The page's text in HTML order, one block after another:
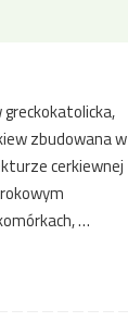
zbudowana w
cerkiewnej
…